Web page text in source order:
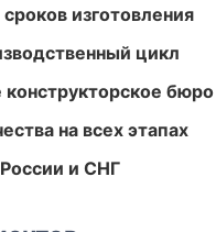
изготовления
цикл
конструкторское бюро
на всех этапах
и СНГ